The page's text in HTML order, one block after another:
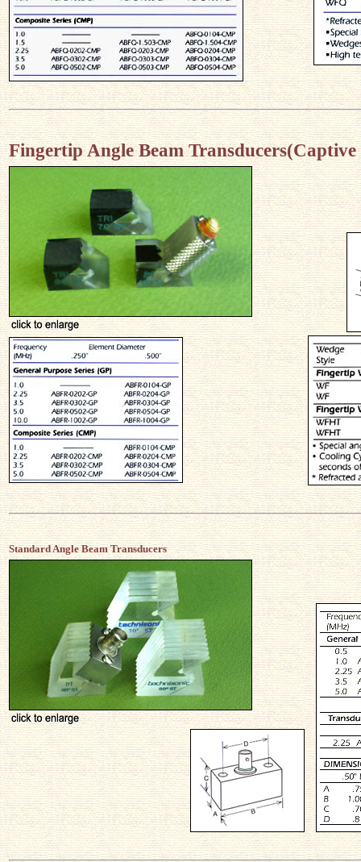
Fingertip Angle Beam Transducers(
Standard Angle Beam Transducers